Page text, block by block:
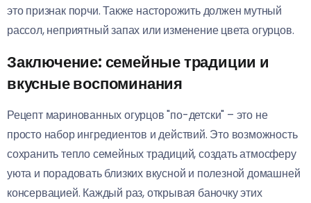
это признак порчи. Также насторожить должен мутный
рассол, неприятный запах или изменение цвета огурцов.
Заключение: семейные традиции и
вкусные воспоминания
Рецепт маринованных огурцов "по-детски" – это не
просто набор ингредиентов и действий. Это возможность
сохранить тепло семейных традиций, создать атмосферу
уюта и порадовать близких вкусной и полезной домашней
консервацией. Каждый раз, открывая баночку этих